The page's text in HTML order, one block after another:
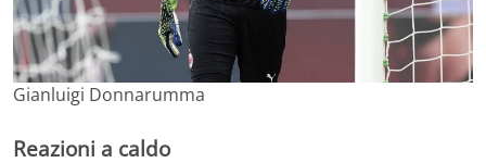
Gianluigi Donnarumma
Reazioni a caldo